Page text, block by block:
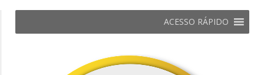
ACESSO RÁPIDO